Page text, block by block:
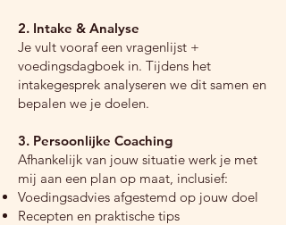
2. Intake & Analyse
Je vult vooraf een vragenlijst +
voedingsdagboek in. Tijdens het
intakegesprek analyseren we dit samen en
bepalen we je doelen.
3. Persoonlijke Coaching
Afhankelijk van jouw situatie werk je met
mij aan een plan op maat, inclusief:
Voedingsadvies afgestemd op jouw doel
Recepten en praktische tips